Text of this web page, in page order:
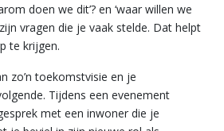
doen we dit’? en ‘waar willen we
vragen die je vaak stelde. Dat helpt
te krijgen.
zo’n toekomstvisie en je
Tijdens een evenement
met een inwoner die je